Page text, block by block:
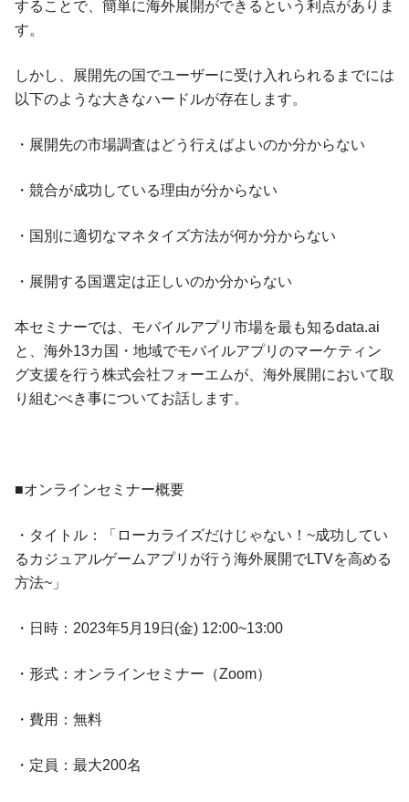
することで、簡単に海外展開ができるという利点がありま
す。
しかし、展開先の国でユーザーに受け入れられるまでには
以下のような大きなハードルが存在します。
・展開先の市場調査はどう行えばよいのか分からない
・競合が成功している理由が分からない
・国別に適切なマネタイズ方法が何か分からない
・展開する国選定は正しいのか分からない
本セミナーでは、モバイルアプリ市場を最も知るdata.ai
と、海外13カ国・地域でモバイルアプリのマーケティン
グ支援を行う株式会社フォーエムが、海外展開において取
り組むべき事についてお話します。
■オンラインセミナー概要
・タイトル：「ローカライズだけじゃない！~成功してい
るカジュアルゲームアプリが行う海外展開でLTVを高める
方法~」
・日時：2023年5月19日(金) 12:00~13:00
・形式：オンラインセミナー（Zoom）
・費用：無料
・定員：最大200名